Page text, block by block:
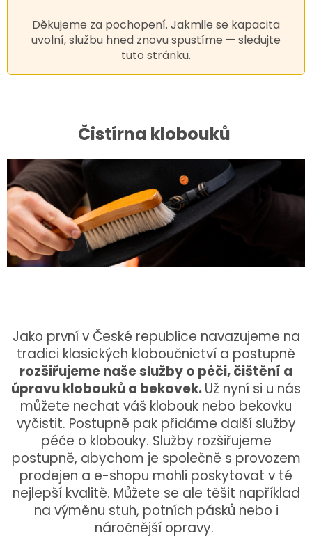
Děkujeme za pochopení. Jakmile se kapacita
uvolní, službu hned znovu spustíme — sledujte
tuto stránku.
Čistírna klobouků
Jako první v České republice navazujeme na
tradici klasických kloboučnictví a postupně
rozšiřujeme naše služby o péči, čištění a
úpravu klobouků a bekovek.Už nyní si u nás
můžete nechat váš klobouk nebo bekovku
vyčistit. Postupně pak přidáme další služby
péče o klobouky. Služby rozšiřujeme
postupně, abychom je společně s provozem
prodejen a e-shopu mohli poskytovat v té
nejlepší kvalitě. Můžete se ale těšit například
na výměnu stuh, potních pásků nebo i
náročnější opravy.